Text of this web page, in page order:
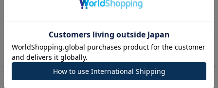
ば、リフィルから少し出ているインデ
開けられます。
期間
2027年1月～2028年12月 計24
ヶ月
便利な付録